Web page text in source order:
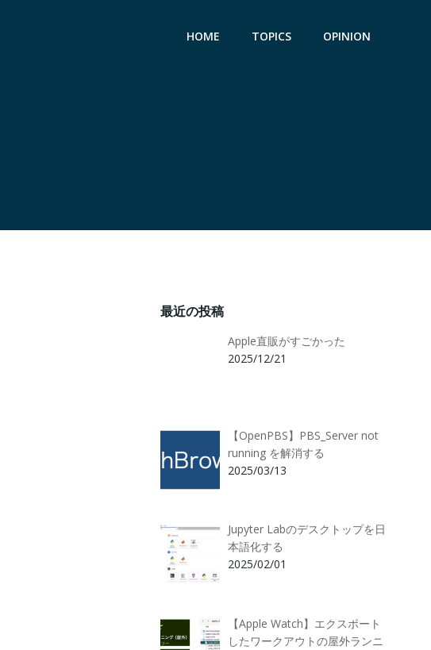
HOME TOPICS OPINION
最近の投稿
Apple直販がすごかった
2025/12/21
【OpenPBS】PBS_Server not
running を解消する
2025/03/13
Jupyter Labのデスクトップを日
本語化する
2025/02/01
【Apple Watch】エクスポート
したワークアウトの屋外ランニ